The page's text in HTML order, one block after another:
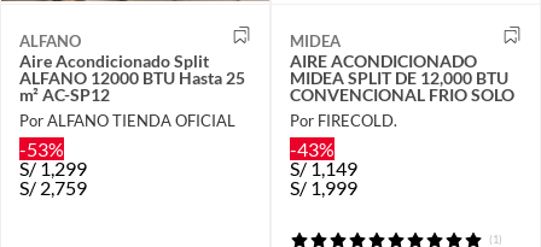
ALFANO
Aire Acondicionado Split
ALFANO 12000 BTU Hasta 25
m² AC-SP12
Por ALFANO TIENDA OFICIAL
-53%
S/ 1,299
S/ 2,759
MIDEA
AIRE ACONDICIONADO
MIDEA SPLIT DE 12,000 BTU
CONVENCIONAL FRIO SOLO
Por FIRECOLD.
-43%
S/ 1,149
S/ 1,999
(1)